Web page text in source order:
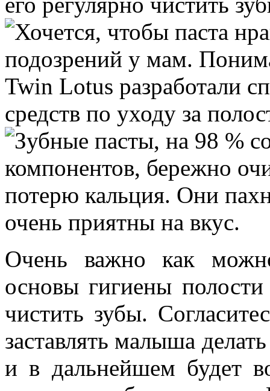
Очень важно как
основы гигиены
чистить зубы.
заставлять малыша
и в дальнейшем будет